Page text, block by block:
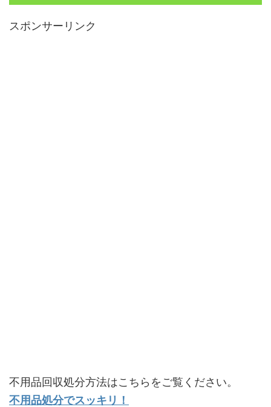
スポンサーリンク
不用品回収処分方法はこちらをご覧ください。
不用品処分でスッキリ！